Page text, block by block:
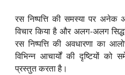
रस निष्पत्ति की समस्या पर
विचार किया है और अलग-अलग
रस निष्पत्ति की अवधारणा का
विभिन्न आचार्यों की दृष्टियों को
प्रस्तुत करता है।